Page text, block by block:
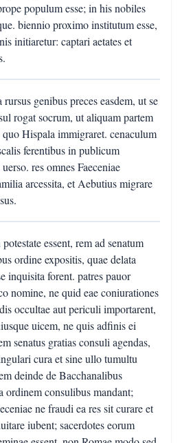
populum esse; in his nobiles
biennio proximo institutum esse,
initiaretur: captari aetates et
genibus preces easdem, ut se
rogat socrum, ut aliquam partem
Hispala immigraret. cenaculum
ferentibus in publicum
res omnes Faeceniae
arcessita, et Aebutius migrare
essent, rem ad senatum
ordine expositis, quae delata
inquisita forent. patres pauor
nomine, ne quid eae coniurationes
occultae aut periculi importarent,
uicem, ne quis adfinis ei
senatus gratias consuli agendas,
cura et sine ullo tumultu
deinde de Bacchanalibus
ordinem consulibus mandant;
ne fraudi ea res sit curare et
iubent; sacerdotes eorum